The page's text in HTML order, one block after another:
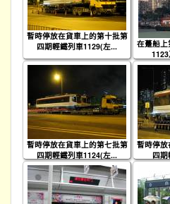
暫時停放在貨車上的第十批第
四期輕鐵列車1129(左...
在躉船上
暫時停放在貨車上的第七批第
四期輕鐵列車1124(左...
暫時停放
四